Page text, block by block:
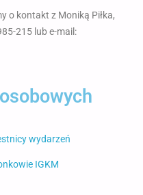
o kontakt z Moniką Piłka,
215 lub e-mail:
wydarzeń
IGKM